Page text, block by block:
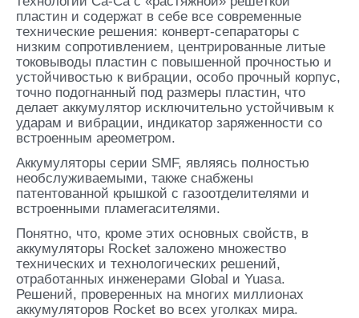
пластин и содержат в себе все современные
технические решения: конверт-сепараторы с
низким сопротивлением, центрированные литые
токовыводы пластин с повышенной прочностью и
устойчивостью к вибрации, особо прочный корпус,
точно подогнанный под размеры пластин, что
делает аккумулятор исключительно устойчивым к
ударам и вибрации, индикатор заряженности со
встроенным ареометром.
Аккумуляторы серии SMF, являясь полностью
необслуживаемыми, также снабжены
патентованной крышкой с газоотделителями и
встроенными пламегасителями.
Понятно, что, кроме этих основных свойств, в
аккумуляторы Rocket заложено множество
технических и технологических решений,
отработанных инженерами Global и Yuasa.
Решений, проверенных на многих миллионах
аккумуляторов Rocket во всех уголках мира.